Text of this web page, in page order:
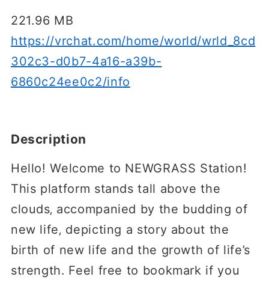
221.96 MB
https://vrchat.com/home/world/wrld_8cd
302c3-d0b7-4a16-a39b-
6860c24ee0c2/info
Description
Helloǃ Welcome to NEWGRASS Stationǃ
This platform stands tall above the
clouds‚ accompanied by the budding of
new life‚ depicting a story about the
birth of new life and the growth of life’s
strength․ Feel free to bookmark if you